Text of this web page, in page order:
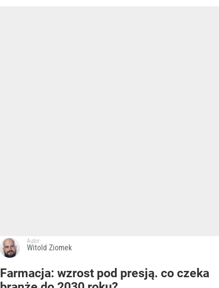
Autor:
Witold Ziomek
Farmacja: wzrost pod presją. co czeka